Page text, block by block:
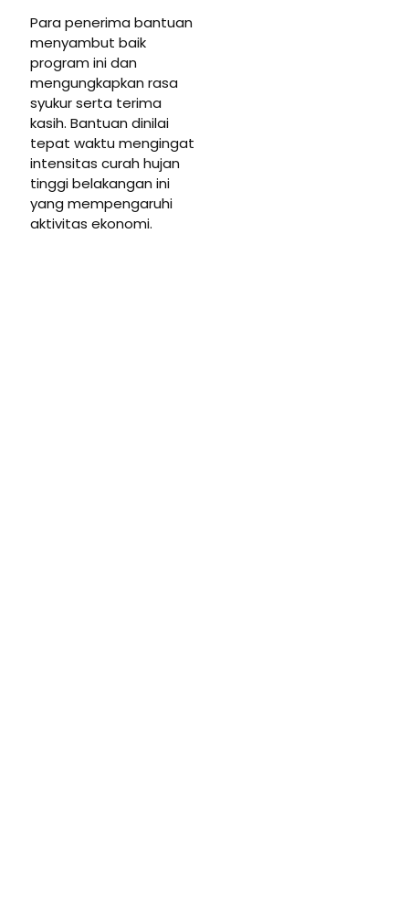
Para penerima bantuan
menyambut baik
program ini dan
mengungkapkan rasa
syukur serta terima
kasih. Bantuan dinilai
tepat waktu mengingat
intensitas curah hujan
tinggi belakangan ini
yang mempengaruhi
aktivitas ekonomi.